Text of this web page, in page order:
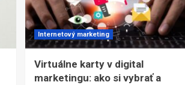
Internetový marketing
Virtuálne karty v digital
marketingu: ako si vybrať a